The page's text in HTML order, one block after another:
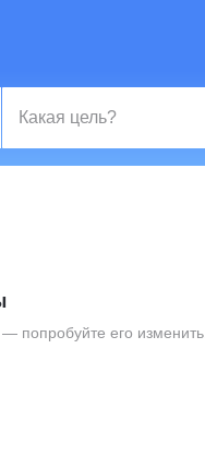
попробуйте его изменить.